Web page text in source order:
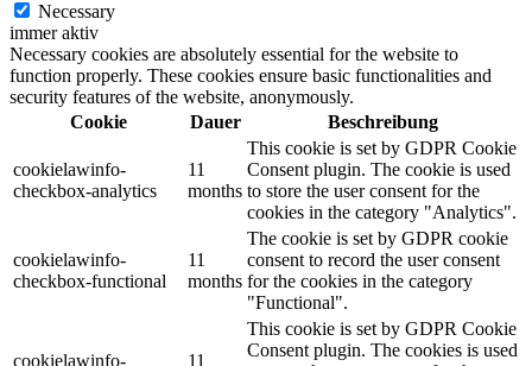
Necessary
immer aktiv
Necessary cookies are absolutely essential for the website to
function properly. These cookies ensure basic functionalities and
security features of the website, anonymously.
Cookie
Dauer Beschreibung
cookielawinfo-
checkbox-analytics
11
months
This cookie is set by GDPR Cookie
Consent plugin. The cookie is used
to store the user consent for the
cookies in the category "Analytics".
cookielawinfo-
checkbox-functional
11
months
The cookie is set by GDPR cookie
consent to record the user consent
for the cookies in the category
"Functional".
cookielawinfo-
11
This cookie is set by GDPR Cookie
Consent plugin. The cookies is used